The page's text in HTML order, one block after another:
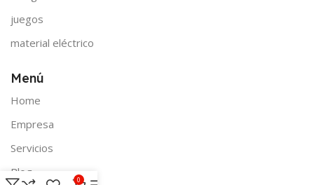
juegos
material eléctrico
Menú
Home
Empresa
Servicios
Blog
0